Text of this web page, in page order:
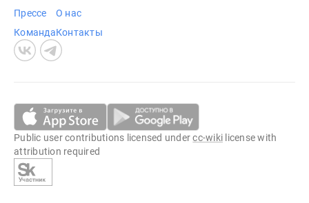
Прессе
Команда
О нас
Контакты
Public user contributions licensed undercc-wiki license with
attribution required